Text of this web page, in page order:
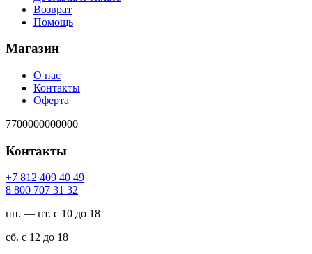
Возврат
Помощь
Магазин
О нас
Контакты
Оферта
7700000000000
Контакты
94 04 904 218 7+
23 13 707 008 8
пн. — пт. с 10 до 18
сб. с 12 до 18